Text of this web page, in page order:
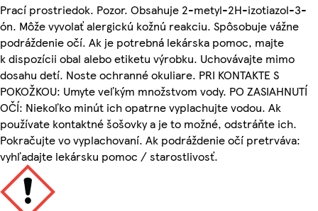
Prací prostriedok. Pozor. Obsahuje 2-metyl-2H-izotiazol-3-
ón. Môže vyvolať alergickú kožnú reakciu. Spôsobuje vážne
podráždenie očí. Ak je potrebná lekárska pomoc, majte
k dispozícii obal alebo etiketu výrobku. Uchovávajte mimo
dosahu detí. Noste ochranné okuliare. PRI KONTAKTE S
POKOŽKOU: Umyte veľkým množstvom vody. PO ZASIAHNUTÍ
OČÍ: Niekoľko minút ich opatrne vyplachujte vodou. Ak
používate kontaktné šošovky a je to možné, odstráňte ich.
Pokračujte vo vyplachovaní. Ak podráždenie očí pretrváva:
vyhľadajte lekársku pomoc / starostlivosť.